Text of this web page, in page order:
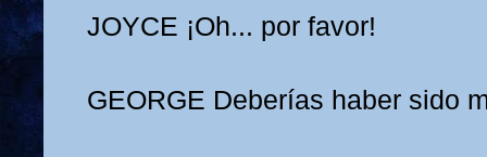
JOYCE ¡Oh... por favor!
GEORGE Deberías haber sido